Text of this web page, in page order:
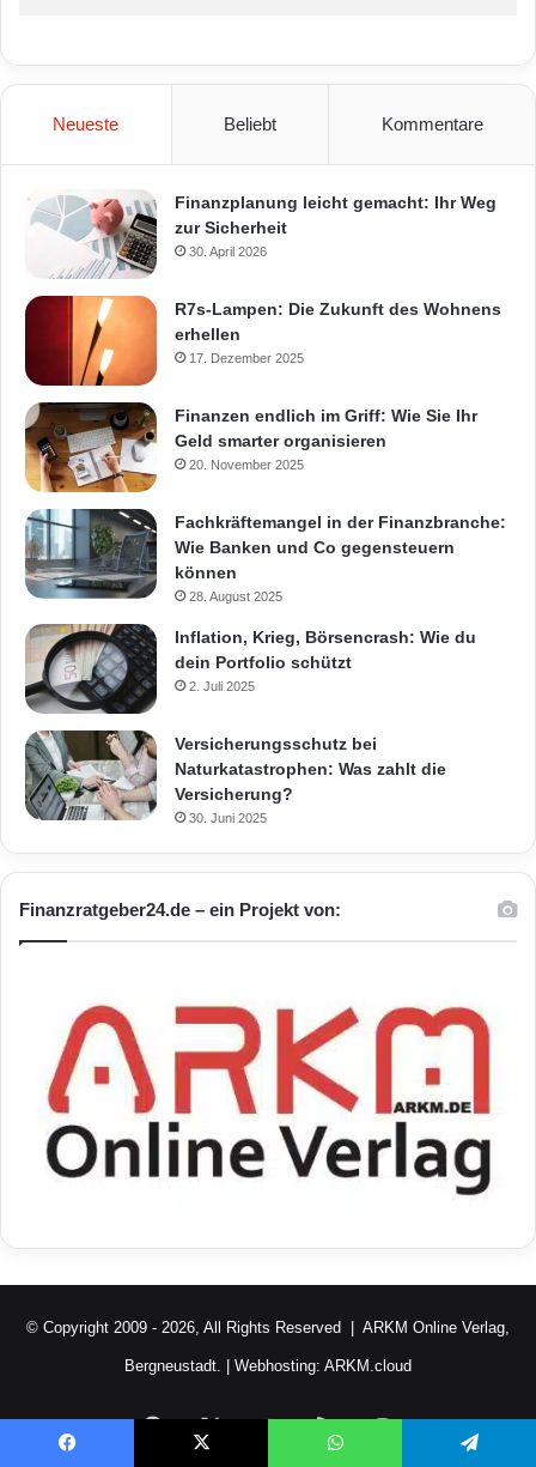
Neueste Beliebt Kommentare
Finanzplanung leicht gemacht: Ihr Weg
zur Sicherheit
30. April 2026
R7s-Lampen: Die Zukunft des Wohnens
erhellen
17. Dezember 2025
Finanzen endlich im Griff: Wie Sie Ihr
Geld smarter organisieren
20. November 2025
Fachkräftemangel in der Finanzbranche:
Wie Banken und Co gegensteuern
können
28. August 2025
Inflation, Krieg, Börsencrash: Wie du
dein Portfolio schützt
2. Juli 2025
Versicherungsschutz bei
Naturkatastrophen: Was zahlt die
Versicherung?
30. Juni 2025
Finanzratgeber24.de – ein Projekt von:
© Copyright 2009 - 2026, All Rights Reserved | ARKM Online Verlag,
Bergneustadt. | Webhosting: ARKM.cloud
Facebook
X YouTube
RSS Mastodon